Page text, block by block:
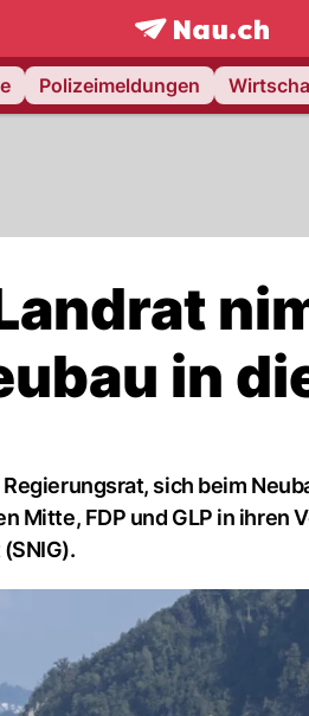
frontpage.NAU.ch
Polizeimeldungen
in
sich beim
Mitte, FDP und GLP in ihren